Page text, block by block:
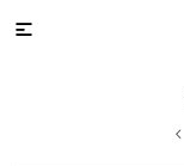
